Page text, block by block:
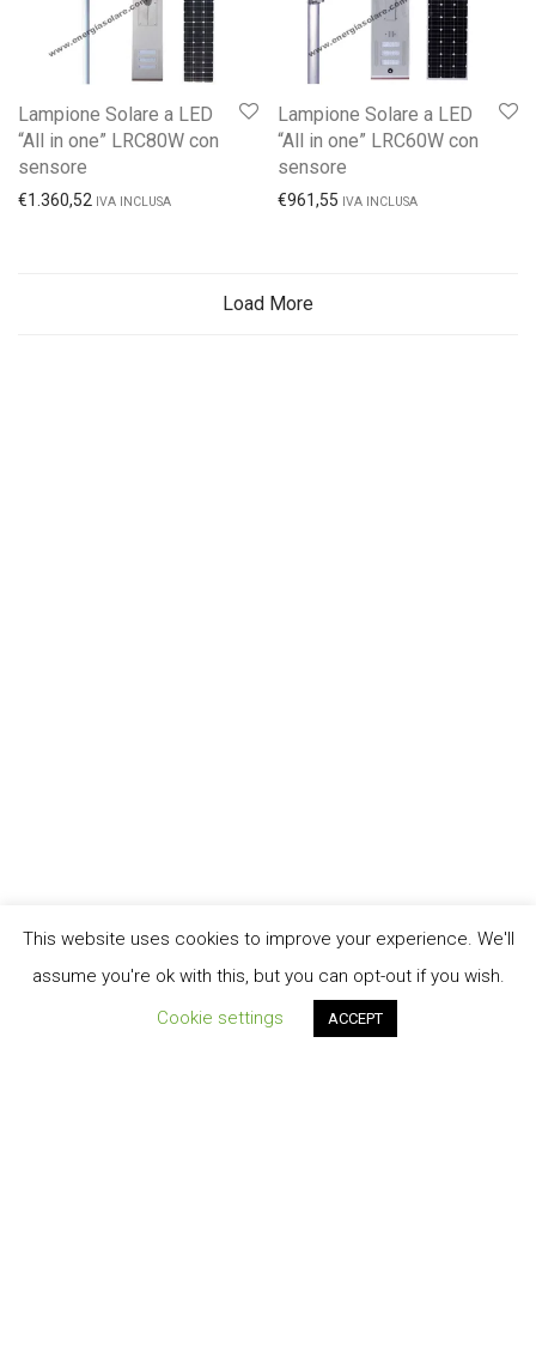
Lampione Solare a LED
“All in one” LRC80W con
sensore
€1.360,52 IVA INCLUSA
Lampione Solare a LED
“All in one” LRC60W con
sensore
€961,55 IVA INCLUSA
Load More
This website uses cookies to improve your experience. We'll
assume you're ok with this, but you can opt-out if you wish.
Cookie settings
ACCEPT